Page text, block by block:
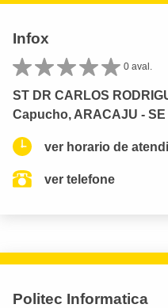
Infox
0 aval.
ST DR CARLOS
Capucho, ARACAJU - SE
ver horario de
ver telefone
Politec Informatica